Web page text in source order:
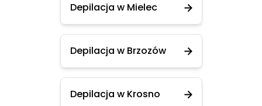
Depilacja w Mielec
Depilacja w Brzozów
Depilacja w Krosno